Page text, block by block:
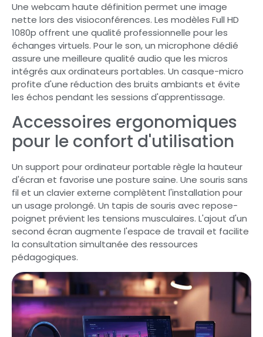
Une webcam haute définition permet une image
nette lors des visioconférences. Les modèles Full HD
1080p offrent une qualité professionnelle pour les
échanges virtuels. Pour le son, un microphone dédié
assure une meilleure qualité audio que les micros
intégrés aux ordinateurs portables. Un casque-micro
profite d'une réduction des bruits ambiants et évite
les échos pendant les sessions d'apprentissage.
Accessoires ergonomiques
pour le confort d'utilisation
Un support pour ordinateur portable règle la hauteur
d'écran et favorise une posture saine. Une souris sans
fil et un clavier externe complètent l'installation pour
un usage prolongé. Un tapis de souris avec repose-
poignet prévient les tensions musculaires. L'ajout d'un
second écran augmente l'espace de travail et facilite
la consultation simultanée des ressources
pédagogiques.